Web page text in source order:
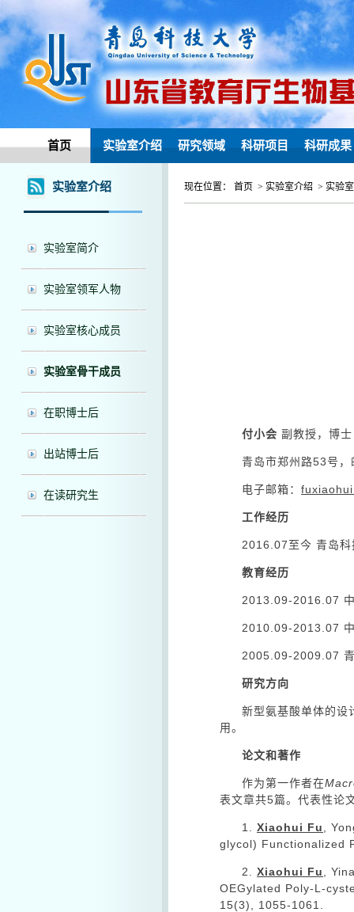
首页 实验室介绍 研究领域 科研项目 科研成果
实验室介绍
实验室简介
实验室领军人物
实验室核心成员
实验室骨干成员
在职博士后
出站博士后
在读研究生
现在位置： 首页 > 实验室介绍 > 实验
付小会 副教授，博
青岛市郑州路53号
电子邮箱： fuxiaohui
工作经历
2016.07至今 青岛科
教育经历
2013.09-2016.07
2010.09-2013.07
2005.09-2009.07
研究方向
新型氨基酸单体的设
用。
论文和著作
作为第一作者在
表文章共5篇。代表性论
1. Xiaohui Fu
,
glycol) Functionalized
2. Xiaohui Fu
,
OEGylated Poly-L-
15(3), 1055-1061.